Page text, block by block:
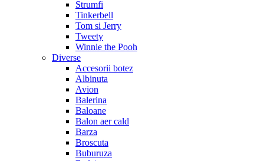
Strumfi
Tinkerbell
Tom si Jerry
Tweety
Winnie the Pooh
Diverse
Accesorii botez
Albinuta
Avion
Balerina
Baloane
Balon aer cald
Barza
Broscuta
Buburuza